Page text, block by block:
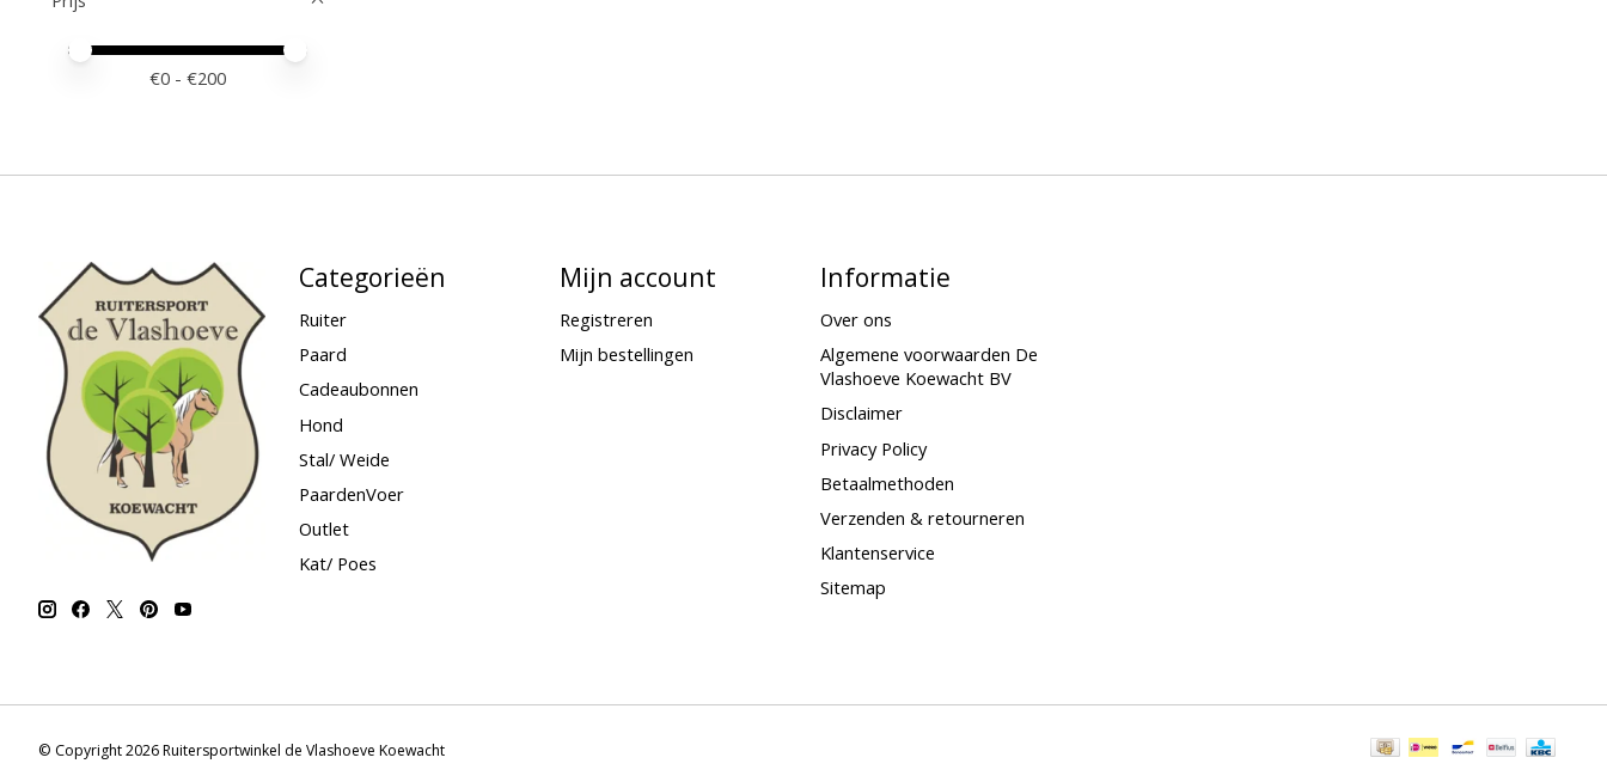
Minimale prijswaarde
Price maximum value
€0 - €200
Categorieën
Ruiter
Paard
Cadeaubonnen
Hond
Stal/ Weide
PaardenVoer
Outlet
Kat/ Poes
Mijn account
Registreren
Mijn bestellingen
Informatie
Over ons
Algemene voorwaarden De
Vlashoeve Koewacht BV
Disclaimer
Privacy Policy
Betaalmethoden
Verzenden & retourneren
Klantenservice
Sitemap
© Copyright 2026 Ruitersportwinkel de Vlashoeve Koewacht